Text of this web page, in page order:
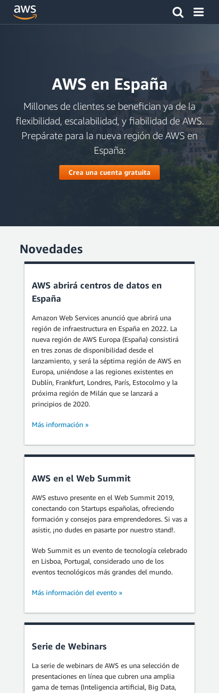
Haga clic aquí para volver a la página de inicio de Amazon
AWS en España
Millones de clientes se benefician ya de la
flexibilidad, escalabilidad, y fiabilidad de AWS.
Prepárate para la nueva región de AWS en
España:
Crea una cuenta gratuita
Novedades
AWS abrirá centros de datos en
España
Amazon Web Services anunció que abrirá una
región de infraestructura en España en 2022. La
nueva región de AWS Europa (España) consistirá
en tres zonas de disponibilidad desde el
lanzamiento, y será la séptima región de AWS en
Europa, uniéndose a las regiones existentes en
Dublín, Frankfurt, Londres, París, Estocolmo y la
próxima región de Milán que se lanzará a
principios de 2020.
Más información »
AWS en el Web Summit
AWS estuvo presente en el Web Summit 2019,
conectando con Startups españolas, ofreciendo
formación y consejos para emprendedores. Si vas a
asistir, ¡no dudes en pasarte por nuestro stand!.
Web Summit es un evento de tecnología celebrado
en Lisboa, Portugal, considerado uno de los
eventos tecnológicos más grandes del mundo.
Más información del evento »
Serie de Webinars
La serie de webinars de AWS es una selección de
presentaciones en línea que cubren una amplia
gama de temas (Inteligencia artificial, Big Data,